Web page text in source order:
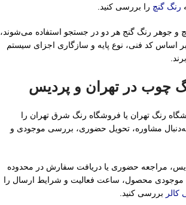
رنگ گنچ را بررسی کنید.
و جوهر رنگ گنج هر دو در جستجو استفاده می‌شوند،
اساس کد فنی، نوع پایه و سازگاری اجزای سیستم
چوب در تهران و پردیس
رنگ تهران یا فروشگاه رنگ شرق تهران را
مشاوره، تحویل حضوری، بررسی موجودی و
مراجعه حضوری یا دریافت سفارش در محدوده
موجودی محصول، ساعت فعالیت و شرایط ارسال را
کالر بررسی کنید.